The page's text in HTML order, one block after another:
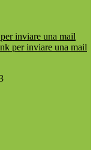
inviare una mail
per inviare una mail